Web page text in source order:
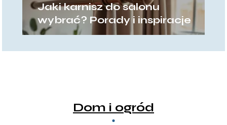
Jaki karnisz do salonu
wybrać? Porady i inspiracje
Dom i ogród